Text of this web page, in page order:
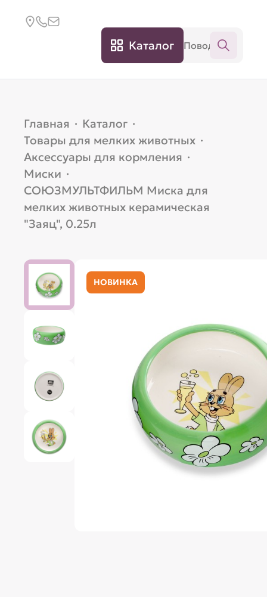
Каталог
Главная · Каталог ·
Товары для мелких животных ·
Аксессуары для кормления ·
Миски ·
СОЮЗМУЛЬТФИЛЬМ Миска для
мелких животных керамическая
"Заяц", 0.25л
НОВИНКА